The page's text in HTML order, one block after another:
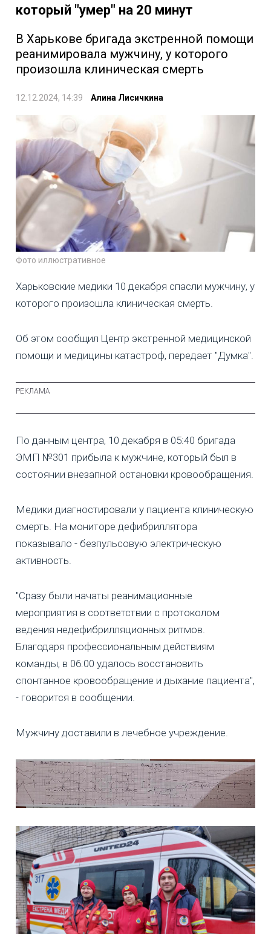
который "умер" на 20 минут
В Харькове бригада экстренной помощи
реанимировала мужчину, у которого
произошла клиническая смерть
12.12.2024, 14:39 Алина Лисичкина
Фото иллюстративное
Харьковские медики 10 декабря спасли мужчину, у
которого произошла клиническая смерть.
Об этом сообщил Центр экстренной медицинской
помощи и медицины катастроф, передает "Думка".
По данным центра, 10 декабря в 05:40 бригада
ЭМП №301 прибыла к мужчине, который был в
состоянии внезапной остановки кровообращения.
Медики диагностировали у пациента клиническую
смерть. На мониторе дефибриллятора
показывало - безпульсовую электрическую
активность.
"Сразу были начаты реанимационные
мероприятия в соответствии с протоколом
ведения недефибрилляционных ритмов.
Благодаря профессиональным действиям
команды, в 06:00 удалось восстановить
спонтанное кровообращение и дыхание пациента",
- говорится в сообщении.
Мужчину доставили в лечебное учреждение.